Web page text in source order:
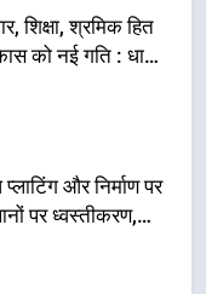
शिक्षा, श्रमिक हित
को नई गति : धामी
फैसले
और निर्माण पर
पर ध्वस्तीकरण,
सील